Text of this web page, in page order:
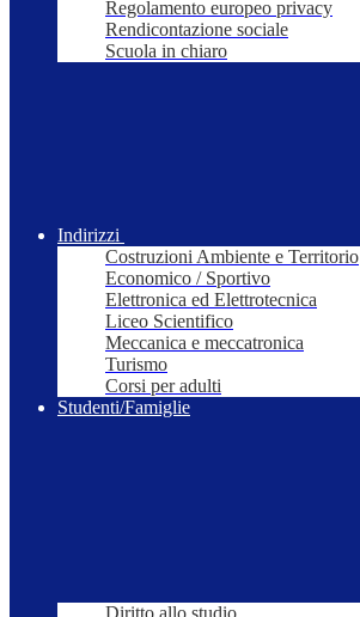
Regolamento europeo privacy
Rendicontazione sociale
Scuola in chiaro
Indirizzi
Costruzioni Ambiente e Territorio
Economico / Sportivo
Elettronica ed Elettrotecnica
Liceo Scientifico
Meccanica e meccatronica
Turismo
Corsi per adulti
Studenti/Famiglie